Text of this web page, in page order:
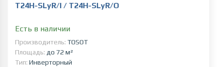
T24H-SLyR/I / T24H-SLyR/O
Есть в наличии
Производитель: TOSOT
Площадь: до 72 м²
Тип: Инверторный